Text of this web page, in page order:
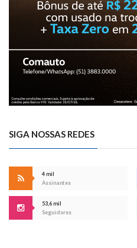
SIGA NOSSAS REDES
4 mil
Assinantes
53,6 mil
Seguidores